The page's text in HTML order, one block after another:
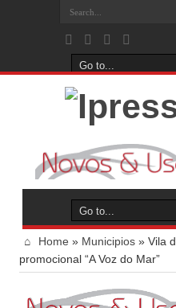
Home » Municipios » Vila
promocional “A Voz do Mar”